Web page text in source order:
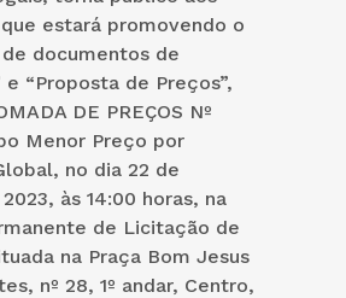
estará promovendo o
documentos de
“Proposta de Preços”,
DE PREÇOS Nº
Menor Preço por
no dia 22 de
às 14:00 horas, na
de Licitação de
na Praça Bom Jesus
nº 28, 1º andar, Centro,